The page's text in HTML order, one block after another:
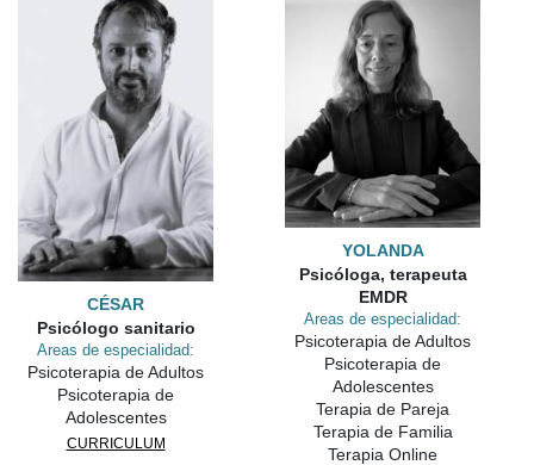
CÉSAR
Psicólogo sanitario
Areas de especialidad:
Psicoterapia de Adultos
Psicoterapia de
Adolescentes
CURRICULUM
YOLANDA
Psicóloga, terapeuta
EMDR
Areas de especialidad:
Psicoterapia de Adultos
Psicoterapia de
Adolescentes
Terapia de Pareja
Terapia de Familia
Terapia Online